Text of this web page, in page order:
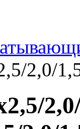
техника,
2,0/